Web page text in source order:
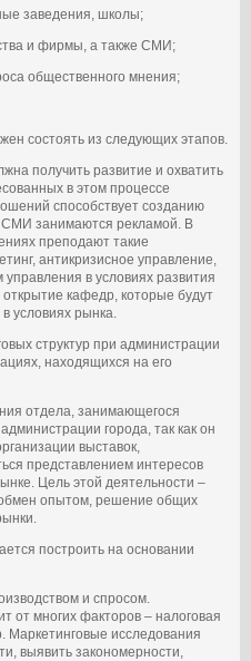
заведения, школы;
и фирмы, а также СМИ;
общественного мнения;
состоять из следующих этапов.
получить развитие и охватить
в этом процессе
способствует созданию
занимаются рекламой. В
преподают такие
антикризисное управление,
в условиях развития
кафедр, которые будут
условиях рынка.
структур при администрации
находящихся на его
отдела, занимающегося
города, так как он
выставок,
представлением интересов
Цель этой деятельности –
опытом, решение общих
построить на основании
и спросом.
от многих факторов – налоговая
Маркетинговые исследования
выявить закономерности,